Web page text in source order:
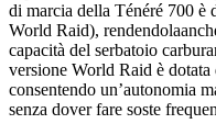
di marcia della Ténéré 700 è
World Raid),
capacità del serbatoio
versione World Raid è
consentendo un’autonomia
senza dover fare soste